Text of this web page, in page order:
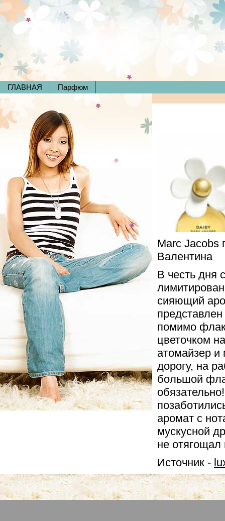
ГЛАВНАЯ Парфюм
Marc Jacobs
Валентина
В честь дня
сияющий
помимо
цветочком
атомайзер
дорогу, на
большой
аромат с
мускусной
не
Источник -